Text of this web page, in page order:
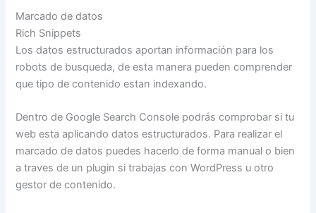
Marcado de datos
Rich Snippets
Los datos estructurados aportan información para los
robots de busqueda, de esta manera pueden comprender
que tipo de contenido estan indexando.
Dentro de Google Search Console podrás comprobar si tu
web esta aplicando datos estructurados. Para realizar el
marcado de datos puedes hacerlo de forma manual o bien
a traves de un plugin si trabajas con WordPress u otro
gestor de contenido.